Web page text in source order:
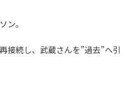
ン。
接続し、武蔵さんを”過去”へ引